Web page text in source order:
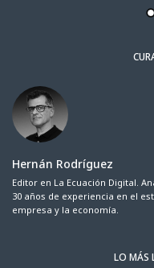
Hernán Rodríguez
Editor en La Ecuación Digital.
30 años de experiencia en el
empresa y la economía.
LO MÁS